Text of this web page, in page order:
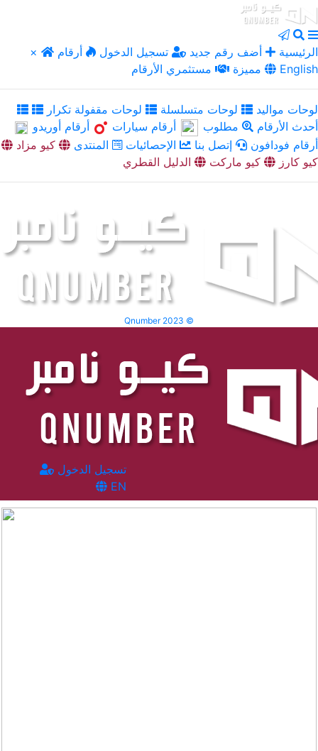
× الرئيسية أضف رقم جديد تسجيل الدخول
أرقام
مميزة
مستثمري الأرقام English
لوحات مواليد لوحات متسلسلة
لوحات مقفولة تكرار
أحدث الأرقام
مطلوب أرقام سيارات
أرقام أوريدو
أرقام فودافون
إتصل بنا الإحصائيات المنتدى
كيو مزاد
كيو كارز
كيو ماركت الدليل القطري
Qnumber 2023 ©
تسجيل الدخول
EN